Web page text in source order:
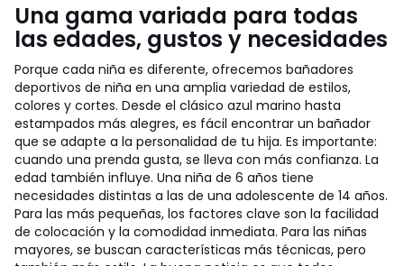
Una gama variada para todas
las edades, gustos y necesidades
Porque cada niña es diferente, ofrecemos bañadores
deportivos de niña en una amplia variedad de estilos,
colores y cortes. Desde el clásico azul marino hasta
estampados más alegres, es fácil encontrar un bañador
que se adapte a la personalidad de tu hija. Es importante:
cuando una prenda gusta, se lleva con más confianza. La
edad también influye. Una niña de 6 años tiene
necesidades distintas a las de una adolescente de 14 años.
Para las más pequeñas, los factores clave son la facilidad
de colocación y la comodidad inmediata. Para las niñas
mayores, se buscan características más técnicas, pero